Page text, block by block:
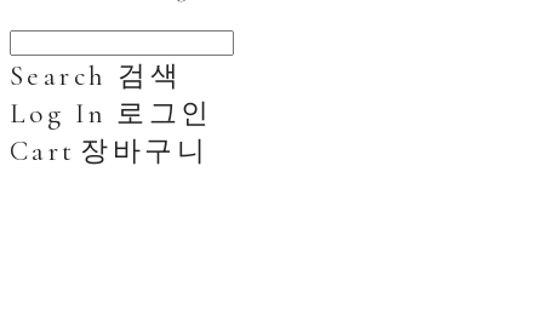
Search 검색
Log In 로그인
Cart 장바구니